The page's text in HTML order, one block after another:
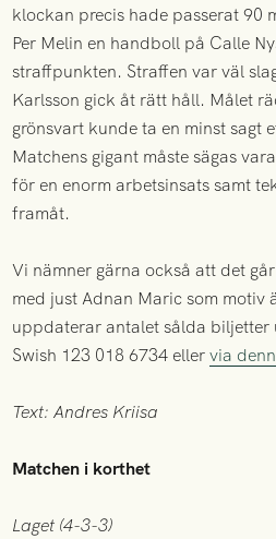
klockan precis hade passerat 90
Per Melin en handboll på Calle
straffpunkten. Straffen var väl
Karlsson gick åt rätt håll. Målet
grönsvart kunde ta en minst sagt
Matchens gigant måste sägas
för en enorm arbetsinsats samt
framåt.
Vi nämner gärna också att det
med just Adnan Maric som motiv
uppdaterar antalet sålda biljetter
Swish 123 018 6734 ellervia
Text: Andres Kriisa
Matchen i korthet
Laget (4-3-3)